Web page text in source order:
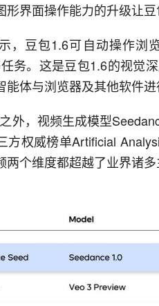
形界面操作能力的升级让豆
，豆包1.6可自动操作浏
务。这是豆包1.6的视觉
能体与浏览器及其他软件
外，视频生成模型
方权威榜单Artificial
两个维度都超越了业界诸